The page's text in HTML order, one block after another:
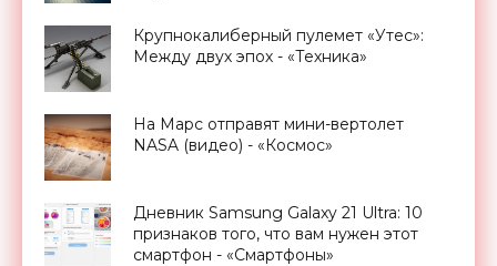
Крупнокалиберный пулемет «Утес»:
Между двух эпох - «Техника»
На Марс отправят мини-вертолет
NASA (видео) - «Космос»
Дневник Samsung Galaxy 21 Ultra: 10
признаков того, что вам нужен этот
смартфон - «Смартфоны»